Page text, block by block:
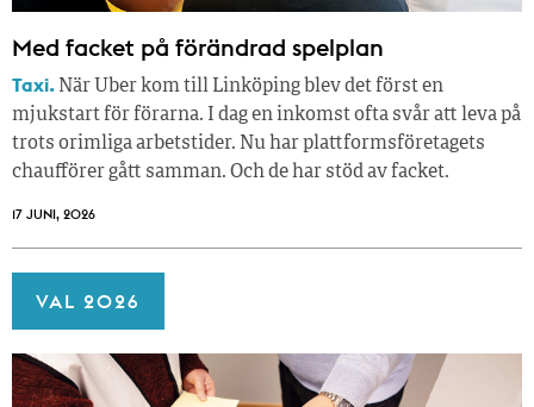
Med facket på förändrad spelplan
Taxi. När Uber kom till Linköping blev det först en
mjukstart för förarna. I dag en inkomst ofta svår att leva på
trots orimliga arbetstider. Nu har plattformsföretagets
chaufförer gått samman. Och de har stöd av facket.
17 JUNI, 2026
VAL 2026